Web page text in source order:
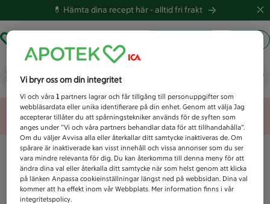
💊 Hämta dina recept här -alltid fri frakt
Vad letar du efter idag?
Unknown error
Vi bryr oss om din integritet
Vi och våra1 partners lagrar och får tillgång till personuppgifter som
webbläsardata eller unika identifierare på din enhet. Genom att välja Jag
accepterar tillåter du att spårningstekniker används för de syften som
anges under ”Vi och våra partners behandlar data för att tillhandahålla”.
Om du väljer Avvisa alla eller återkallar ditt samtycke inaktiveras de. Om
spårare är inaktiverade kan visst innehåll och vissa annonser som du ser
vara mindre relevanta för dig. Du kan återkomma till denna meny för att
ändra dina val eller återkalla ditt samtycke när som helst genom att klicka
på länken Anpassa cookieinställningar längst ned på webbsidan. Dina val
kommer att ha effekt inom vår Webbplats. Mer information finns i vår
integritetspolicy.